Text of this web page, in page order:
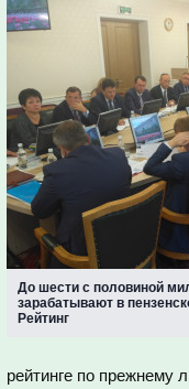
До шести с половиной
зарабатывают в
Рейтинг
рейтинге по прежнему